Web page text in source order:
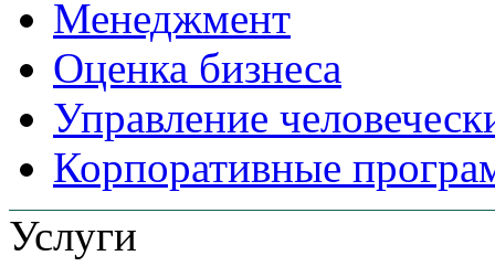
Менеджмент
Оценка бизнеса
Управление
Корпоративные
Услуги